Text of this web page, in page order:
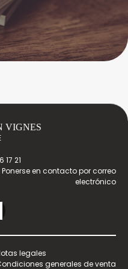
VIGNES
17 21
Ponerse en contacto por correo
electrónico
legales
generales de venta